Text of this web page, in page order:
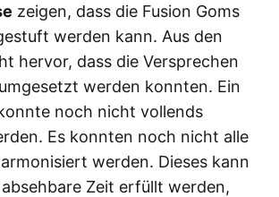
zeigen, dass die Fusion Goms
werden kann. Aus den
hervor, dass die Versprechen
werden konnten. Ein
noch nicht vollends
Es konnten noch nicht alle
werden. Dieses kann
Zeit erfüllt werden,